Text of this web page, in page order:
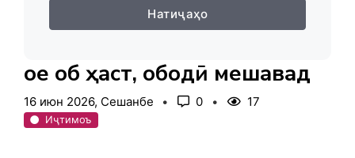
Натиҷаҳо
Ҷое об ҳаст, ободӣ мешавад
16 июн 2026, Сешанбе 0 17
Иҷтимоъ